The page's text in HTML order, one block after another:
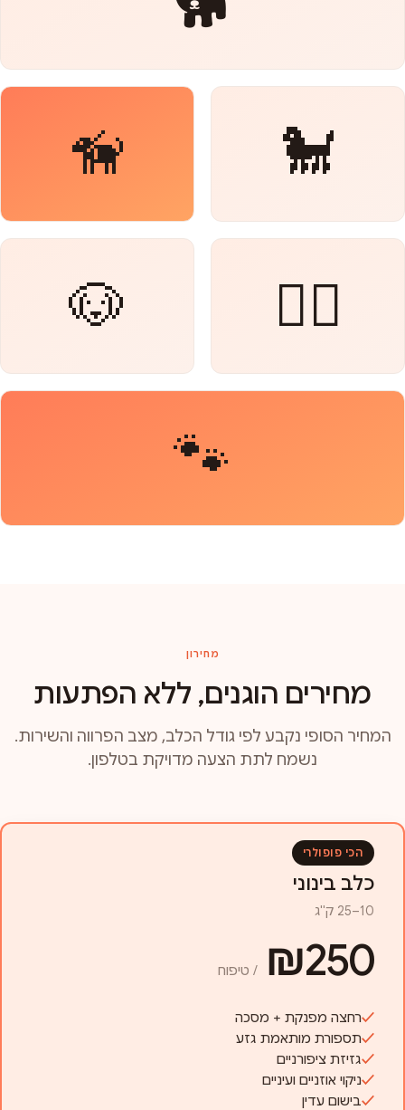
🐩
🦮
🐕‍🦺
🐶
🐾
מחירון
מחירים הוגנים, ללא הפתעות
המחיר הסופי נקבע לפי גודל הכלב, מצב הפרווה והשירות.
נשמח לתת הצעה מדויקת בטלפון.
הכי פופולרי
כלב בינוני
10–25 ק"ג
₪250 / טיפוח
רחצה מפנקת + מסכה
תספורת מותאמת גזע
גזיזת ציפורניים
ניקוי אוזניים ועיניים
בישום עדין